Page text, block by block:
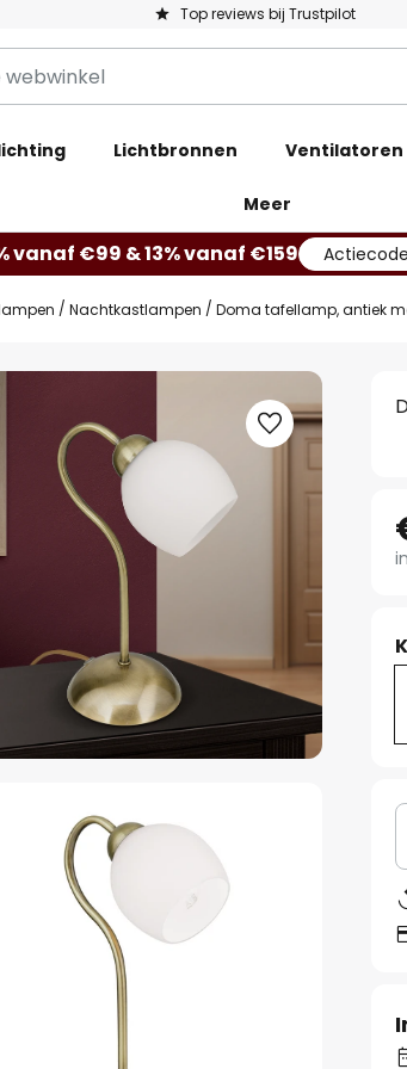
Top reviews bij Trustpilot
Lichtbronnen Ventilatoren
Meer
vanaf €99 & 13% vanaf €159
Nachtkastlampen Doma tafellamp, antiek